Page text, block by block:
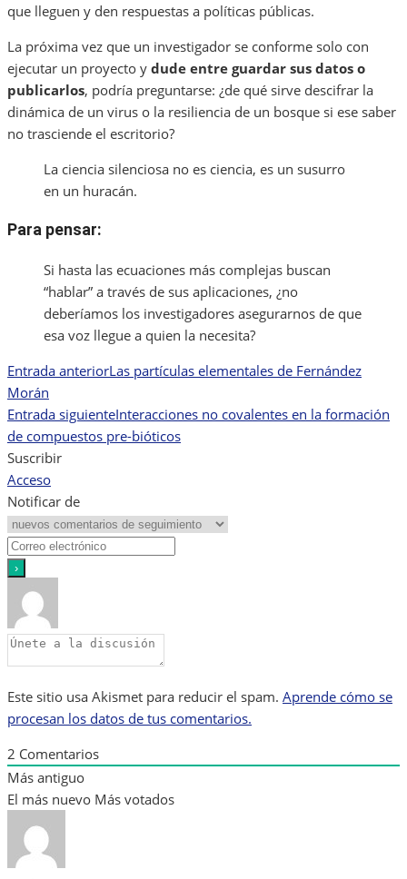
que lleguen y den respuestas a políticas públicas.
La próxima vez que un investigador se conforme solo con
ejecutar un proyecto y dude entre guardar sus datos o
publicarlos, podría preguntarse: ¿de qué sirve descifrar la
dinámica de un virus o la resiliencia de un bosque si ese saber
no trasciende el escritorio?
La ciencia silenciosa no es ciencia, es un susurro
en un huracán.
Para pensar:
Si hasta las ecuaciones más complejas buscan
“hablar” a través de sus aplicaciones, ¿no
deberíamos los investigadores asegurarnos de que
esa voz llegue a quien la necesita?
Navegación
de
entradas
Entrada anteriorLas partículas elementales de Fernández
Morán
Entrada siguienteInteracciones no covalentes en la formación
de compuestos pre-bióticos
Suscribir
Acceso
Notificar de
Este sitio usa Akismet para reducir el spam. Aprende cómo se
procesan los datos de tus comentarios.
2 Comentarios
Más antiguo
El más nuevo Más votados